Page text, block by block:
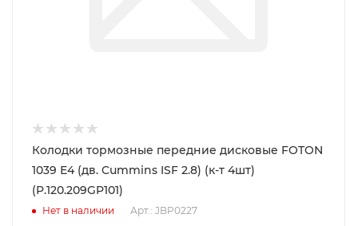
Колодки тормозные передние дисковые FOTON
1039 Е4 (дв. Cummins ISF 2.8) (к-т 4шт)
(P.120.209GP101)
Нет в наличии Арт.: JBP0227